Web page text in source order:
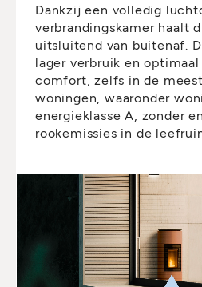
Dankzij een volledig
verbrandingskamer haalt
uitsluitend van buitenaf.
lager verbruik en
comfort, zelfs in de
woningen, waaronder
energieklasse A, zonder
rookemissies in de